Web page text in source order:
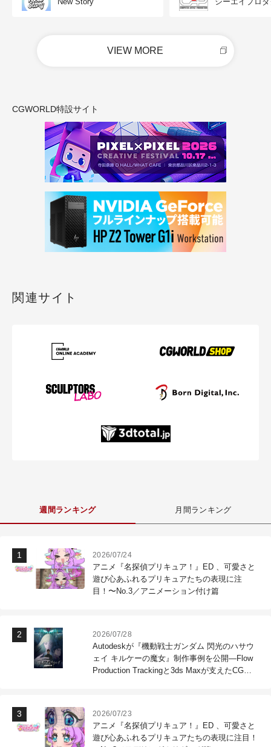
VIEW MORE
CGWORLD特設サイト
関連サイト
週間ランキング 月間ランキング
2026/07/24
アニメ『名探偵プリキュア！』ED 、可愛さと
遊び心あふれるプリキュアたちの表現に注
目！〜No.3／アニメーション付け篇
2026/07/28
Autodeskが『機動戦士ガンダム 閃光のハサウ
ェイ キルケーの魔女』制作事例を公開―Flow
Production Trackingと3ds Maxが支えたCG制
2026/07/23
アニメ『名探偵プリキュア！』ED 、可愛さと
遊び心あふれるプリキュアたちの表現に注目！